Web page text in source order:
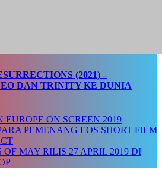
(2021) –
DAN TRINITY KE DUNIA
EUROPE ON SCREEN 2019
PEMENANG EOS SHORT FILM
OF MAY RILIS 27 APRIL 2019 DI